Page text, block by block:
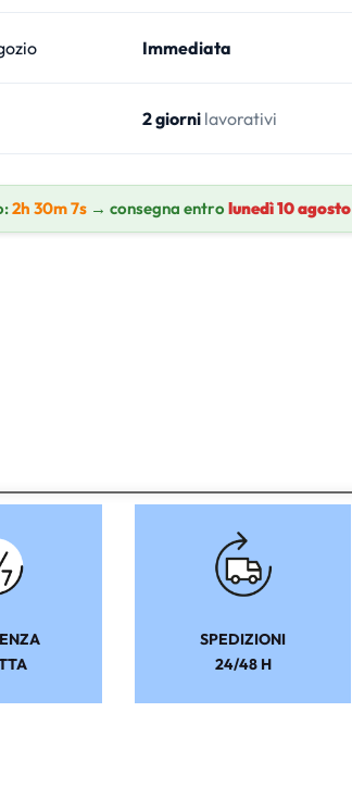
Immediata
2 giornilavorativi
2h 30m 6s → consegna entrolunedì 10 agosto
SPEDIZIONI
24/48 H